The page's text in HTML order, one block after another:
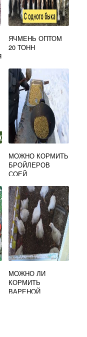
ЯЧМЕНЬ ОПТОМ
20 ТОНН
МОЖНО КОРМИТЬ
БРОЙЛЕРОВ
СОЕЙ
МОЖНО ЛИ
КОРМИТЬ
ВАРЕНОЙ